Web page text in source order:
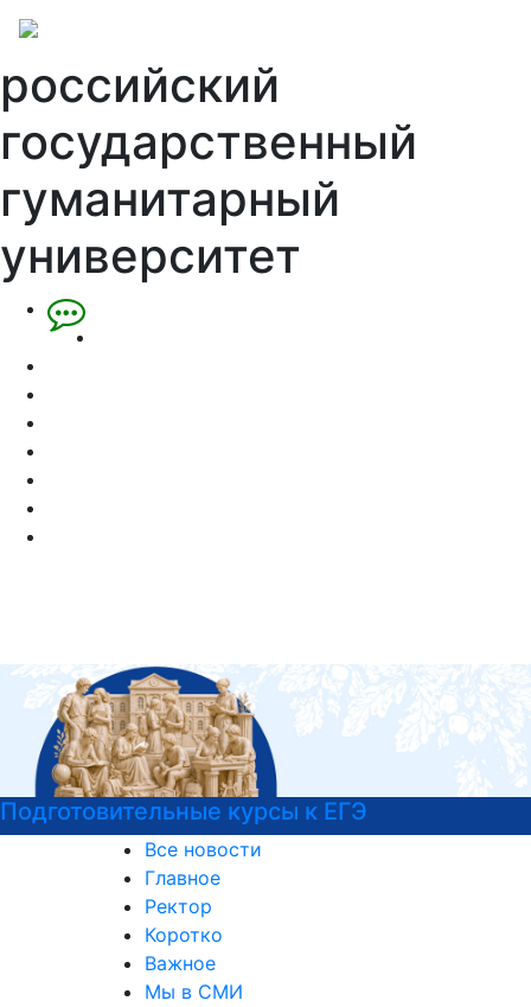
российский
государственный
гуманитарный
университет
Войска беспилотных систем
Все новости
Главное
Ректор
Коротко
Важное
Мы в СМИ